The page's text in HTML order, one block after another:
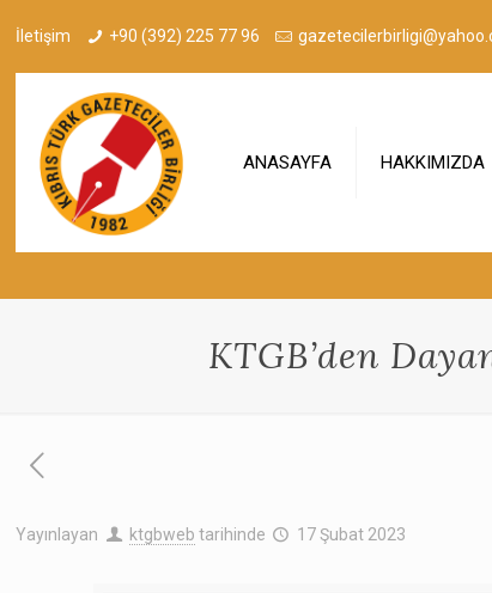
İletişim +90 (392) 225 77 96
ANASAYFA HAKKIMIZDA
KTGB’den
Yayınlayan ktgbweb tarihinde 17 Şubat 2023